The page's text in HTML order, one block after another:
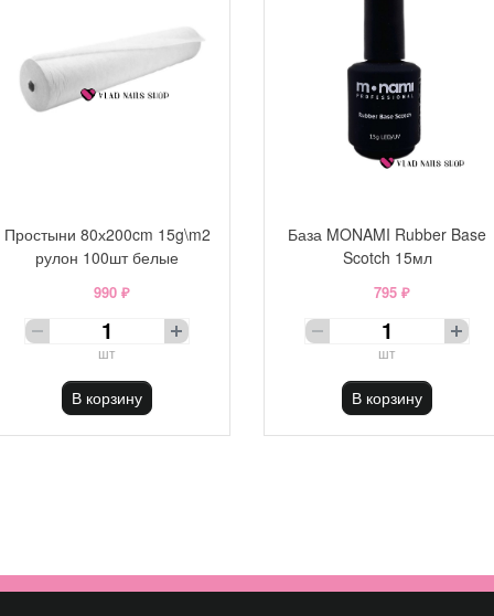
Простыни 80х200cm 15g\m2
рулон 100шт белые
990 ₽
шт
В корзину
База MONAMI Rubber Base
Scotch 15мл
795 ₽
шт
В корзину